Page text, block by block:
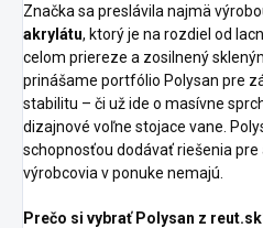
Značka sa preslávila najmä
akrylátu, ktorý je na rozdiel od
celom priereze a zosilnený
prinášame portfólio Polysan pre
stabilitu – či už ide o masívne
dizajnové voľne stojace vane.
schopnosťou dodávať riešenia
výrobcovia v ponuke nemajú.
Prečo si vybrať Polysan z